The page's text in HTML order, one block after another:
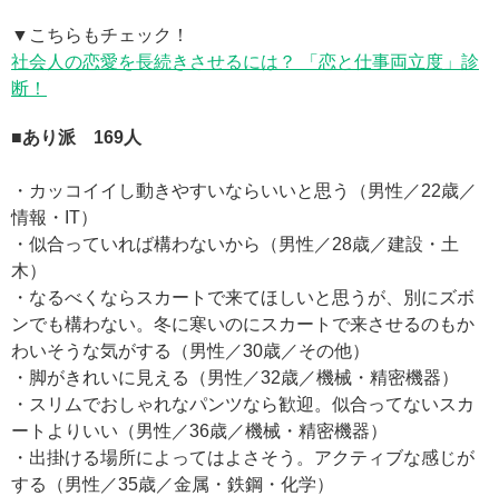
▼こちらもチェック！
社会人の恋愛を長続きさせるには？ 「恋と仕事両立度」診
断！
■あり派 169人
・カッコイイし動きやすいならいいと思う（男性／22歳／
情報・IT）
・似合っていれば構わないから（男性／28歳／建設・土
木）
・なるべくならスカートで来てほしいと思うが、別にズボ
ンでも構わない。冬に寒いのにスカートで来させるのもか
わいそうな気がする（男性／30歳／その他）
・脚がきれいに見える（男性／32歳／機械・精密機器）
・スリムでおしゃれなパンツなら歓迎。似合ってないスカ
ートよりいい（男性／36歳／機械・精密機器）
・出掛ける場所によってはよさそう。アクティブな感じが
する（男性／35歳／金属・鉄鋼・化学）